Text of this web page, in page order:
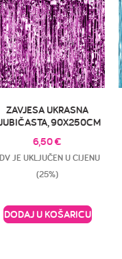
ZAVJESA UKRASNA
90X250CM
6,50€
JE UKLJUČEN U CIJENU
(25%)
DODAJ U KOŠARICU